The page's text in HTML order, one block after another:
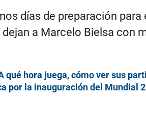
días de preparación
a Marcelo Bielsa con
qué hora juega, cómo ver sus
por la inauguración del Mundial